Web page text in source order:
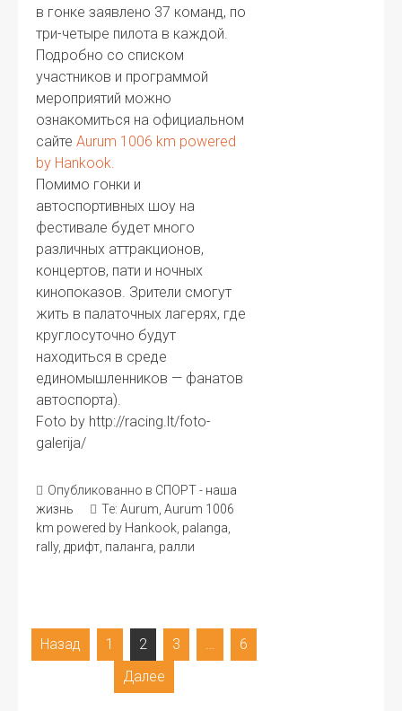
в гонке заявлено 37 команд, по
три-четыре пилота в каждой.
Подробно со списком
участников и программой
мероприятий можно
ознакомиться на официальном
сайте Aurum 1006 km powered
by Hankook.
Помимо гонки и
автоспортивных шоу на
фестивале будет много
различных аттракционов,
концертов, пати и ночных
кинопоказов. Зрители смогут
жить в палаточных лагерях, где
круглосуточно будут
находиться в среде
единомышленников — фанатов
автоспорта).
Foto by http://racing.lt/foto-
galerija/
Опубликованно в СПОРТ - наша
жизнь
Те: Aurum Aurum 1006
km powered by Hankook palanga
rally, дрифт паланга ралли
Навигация
по
Назад 1 2 3 …
6
Далее